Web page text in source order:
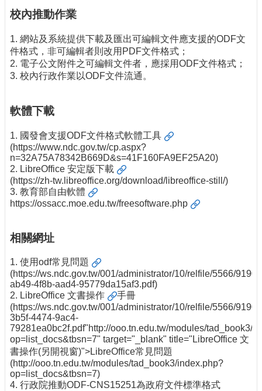
校內推動作業
1. 網站及系統提供下載及匯出可編輯文件應支援的ODF文
件格式，非可編輯者則改用PDF文件格式；
2. 電子公文附件之可編輯文件者，應採用ODF文件格式；
3. 校內行政作業以ODF文件流通。
軟體下載
1. 國發會支援ODF文件格式軟體工具
(https://www.ndc.gov.tw/cp.aspx?
n=32A75A78342B669D&s=41F160FA9EF25A20)
2. LibreOffice 安定版下載
(https://zh-tw.libreoffice.org/download/libreoffice-still/)
3. 教育部自由軟體
https://ossacc.moe.edu.tw/freesoftware.php
相關網址
1. 使用odf常見問題
(https://ws.ndc.gov.tw/001/administrator/10/relfile/5566/
ab49-4f8b-aad4-95779da15af3.pdf)
2. LibreOffice 文書操作
手冊
(https://ws.ndc.gov.tw/001/administrator/10/relfile/5566/
3b5f-4474-9ac4-
79281ea0bc2f.pdf"http://ooo.tn.edu.tw/modules/tad_book3/
op=list_docs&tbsn=7" target="_blank" title="LibreOffice 文
書操作(另開視窗)">LibreOffice常見問題
(http://ooo.tn.edu.tw/modules/tad_book3/index.php?
op=list_docs&tbsn=7)
4. 行政院推動ODF-CNS15251為政府文件標準格式